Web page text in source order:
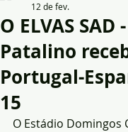
O ELVAS SAD
Patalino
Portugal-
15
12 de fev.
O Estádio Domingos